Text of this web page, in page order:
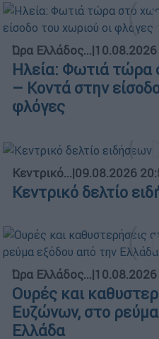
Ώρα Ελλάδος...|
Ηλεία: Φωτιά τώρα
– Κοντά στην
φλόγες
Κεντρικό...|09.08.2026
Κεντρικό δελτίο
Ώρα Ελλάδος...|
Ουρές και
Ευζώνων, στο
Ελλάδα